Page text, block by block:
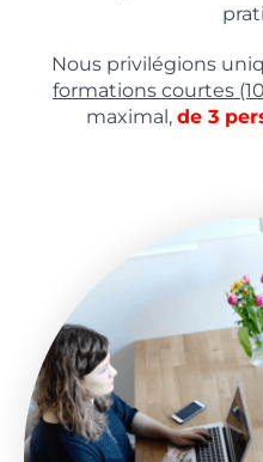
Nous privilégions
formations courtes
maximal, de 3